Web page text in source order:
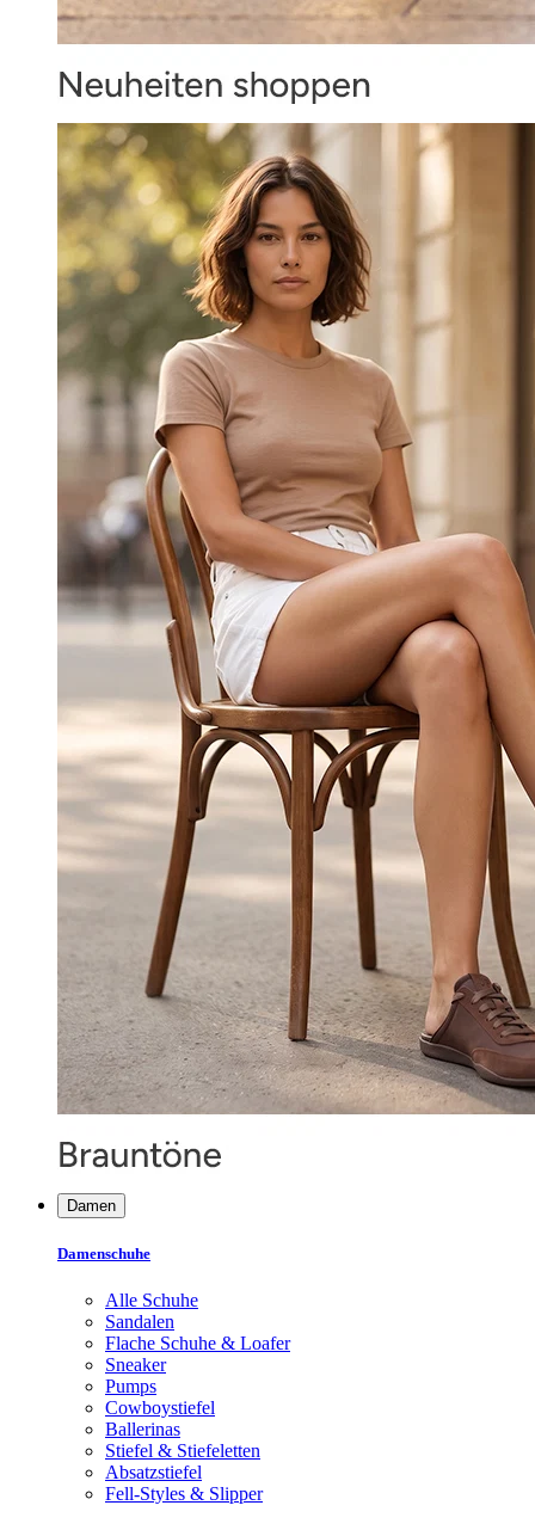
Damen
Damenschuhe
Alle Schuhe
Sandalen
Flache Schuhe & Loafer
Sneaker
Pumps
Cowboystiefel
Ballerinas
Stiefel & Stiefeletten
Absatzstiefel
Fell-Styles & Slipper